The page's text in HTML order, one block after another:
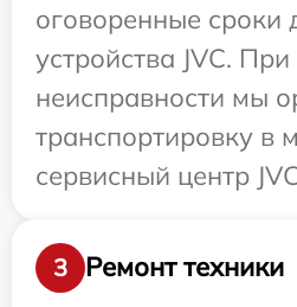
оговоренные сроки
устройства JVC.
неисправности мы
транспортировку в
сервисный центр
3
Ремонт техники